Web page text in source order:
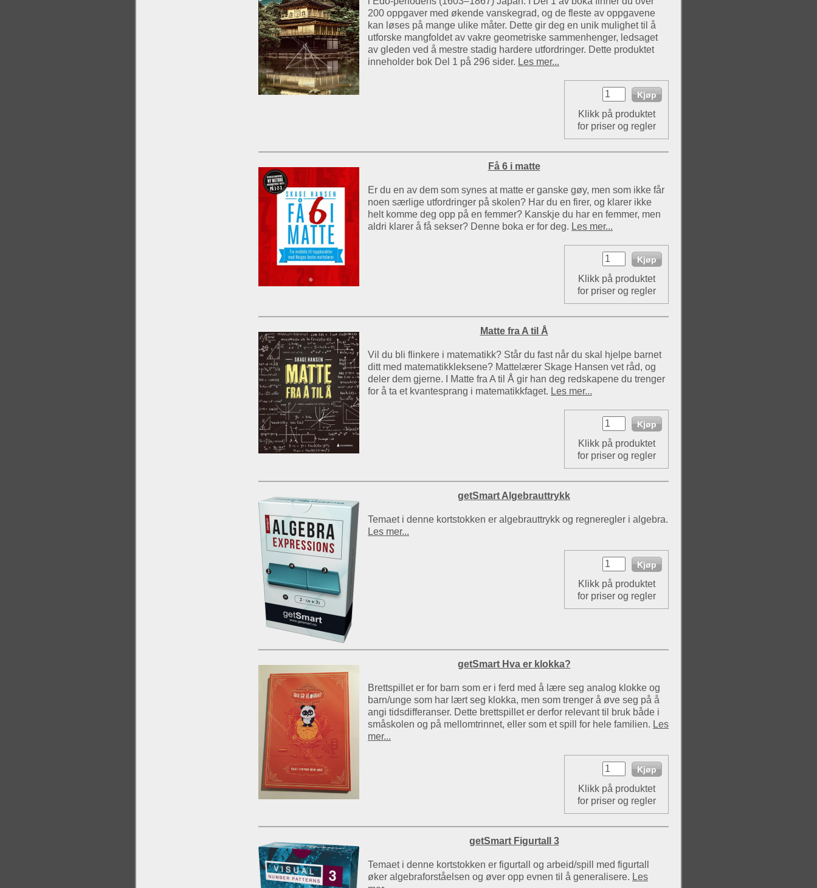
200 oppgaver med økende vanskegrad, og de fleste av oppgavene
kan løses på mange ulike måter. Dette gir deg en unik mulighet til å
utforske mangfoldet av vakre geometriske sammenhenger, ledsaget
av gleden ved å mestre stadig hardere utfordringer. Dette produktet
inneholder bok Del 1 på 296 sider. Les mer...
Klikk på produktet
for priser og regler
Få 6 i matte
Er du en av dem som synes at matte er ganske gøy, men som ikke får
noen særlige utfordringer på skolen? Har du en firer, og klarer ikke
helt komme deg opp på en femmer? Kanskje du har en femmer, men
aldri klarer å få sekser? Denne boka er for deg. Les mer...
Klikk på produktet
for priser og regler
Matte fra A til Å
Vil du bli flinkere i matematikk? Står du fast når du skal hjelpe barnet
ditt med matematikkleksene? Mattelærer Skage Hansen vet råd, og
deler dem gjerne. I Matte fra A til Å gir han deg redskapene du trenger
for å ta et kvantesprang i matematikkfaget. Les mer...
Klikk på produktet
for priser og regler
getSmart Algebrauttrykk
Temaet i denne kortstokken er algebrauttrykk og regneregler i algebra.
Les mer...
Klikk på produktet
for priser og regler
getSmart Hva er klokka?
Brettspillet er for barn som er i ferd med å lære seg analog klokke og
barn/unge som har lært seg klokka, men som trenger å øve seg på å
angi tidsdifferanser. Dette brettspillet er derfor relevant til bruk både i
småskolen og på mellomtrinnet, eller som et spill for hele familien. Les
mer...
Klikk på produktet
for priser og regler
getSmart Figurtall 3
Temaet i denne kortstokken er figurtall og arbeid/spill med figurtall
øker algebraforståelsen og øver opp evnen til å generalisere. Les